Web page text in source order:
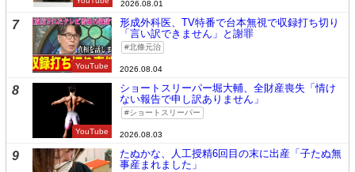
2026.08.01
7
YouTube
形成外科医、TV特番で台本無視で収録打ち切り
「言い訳できません」と謝罪
北條元治
2026.08.04
8
YouTube
ショートスリーパー堀大輔、全財産喪失「情け
ない報告で申し訳ありません」
ショートスリーパー
2026.08.03
9
たぬかな、人工授精6回目の末に出産「子たぬ無
事産まれました」